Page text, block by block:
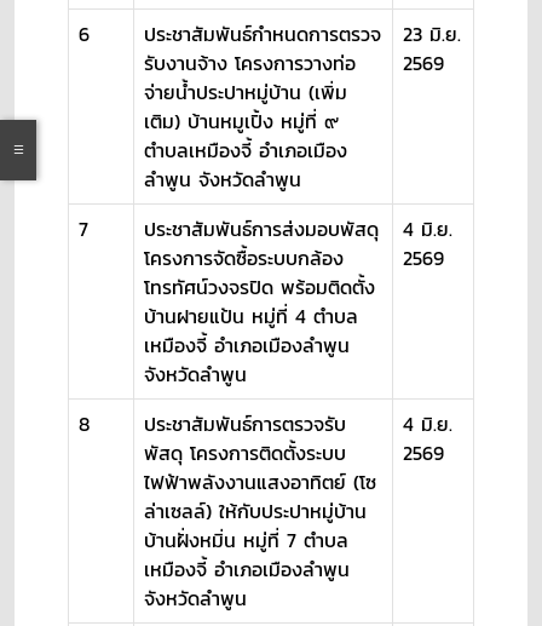
6
ประชาสัมพันธ์กำหนดการตรวจ
รับงานจ้าง โครงการวางท่อ
จ่ายน้ำประปาหมู่บ้าน (เพิ่ม
เติม) บ้านหมูเปิ้ง หมู่ที่ ๙
ตำบลเหมืองจี้ อำเภอเมือง
ลำพูน จังหวัดลำพูน
23 มิ.ย.
2569
7
ประชาสัมพันธ์การส่งมอบพัสดุ
โครงการจัดซื้อระบบกล้อง
โทรทัศน์วงจรปิด พร้อมติดตั้ง
บ้านฝายแป้น หมู่ที่ 4 ตำบล
เหมืองจี้ อำเภอเมืองลำพูน
จังหวัดลำพูน
4 มิ.ย.
2569
8
ประชาสัมพันธ์การตรวจรับ
พัสดุ โครงการติดตั้งระบบ
ไฟฟ้าพลังงานแสงอาทิตย์ (โซ
ล่าเซลล์) ให้กับประปาหมู่บ้าน
บ้านฝั่งหมิ่น หมู่ที่ 7 ตำบล
เหมืองจี้ อำเภอเมืองลำพูน
จังหวัดลำพูน
4 มิ.ย.
2569